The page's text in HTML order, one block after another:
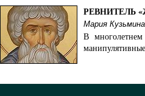
РЕВНИТЕЛЬ
Мария Кузьмина
В